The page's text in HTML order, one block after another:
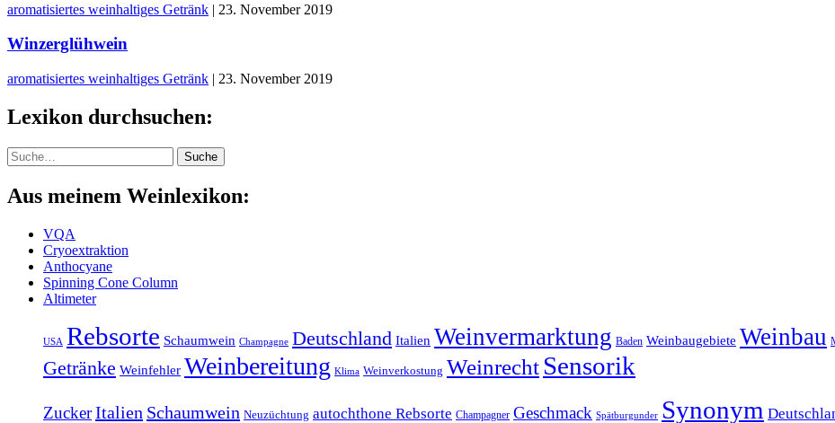
aromatisiertes weinhaltiges Getränk | 23. November 2019
Winzerglühwein
aromatisiertes weinhaltiges Getränk | 23. November 2019
Lexikon durchsuchen:
Suche Suche
Aus meinem Weinlexikon:
VQA
Cryoextraktion
Anthocyane
Spinning Cone Column
Altimeter
USA Rebsorte Schaumwein Champagne Deutschland Italien Weinvermarktung Baden Weinbaugebiete Weinbau
Getränke Weinfehler Weinbereitung Klima Weinverkostung Weinrecht Sensorik
ZuckerItalien Schaumwein Neuzüchtung autochthone Rebsorte Champagner Geschmack Spätburgunder Synonym